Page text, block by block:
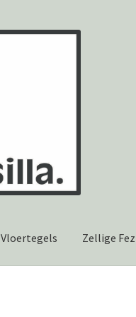
Vloertegels Zellige Fez